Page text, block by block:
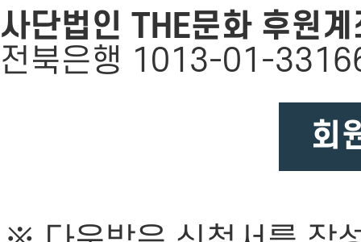
사단법인 THE문화 후원계
전북은행 1013-01-
회